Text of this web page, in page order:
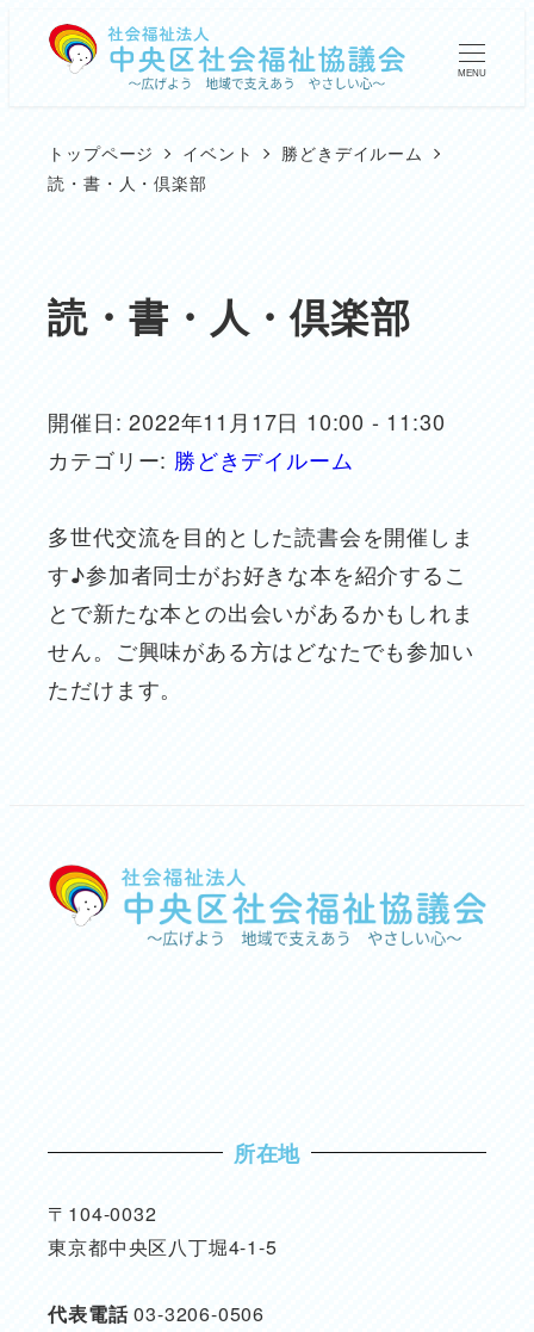
MENU
トップページ イベント
勝どきデイルーム
読・書・人・倶楽部
読・書・人・倶楽部
開催日: 2022年11月17日 10:00 - 11:30
カテゴリー: 勝どきデイルーム
多世代交流を目的とした読書会を開催しま
す♪参加者同士がお好きな本を紹介するこ
とで新たな本との出会いがあるかもしれま
せん。ご興味がある方はどなたでも参加い
ただけます。
所在地
〒104-0032
東京都中央区八丁堀4-1-5
代表電話03-3206-0506